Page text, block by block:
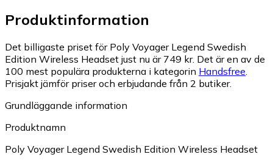
Produktinformation
Det billigaste priset för Poly Voyager Legend Swedish
Edition Wireless Headset just nu är 749 kr. Det är en av de
100 mest populära produkterna i kategorin Handsfree
Prisjakt jämför priser och erbjudande från 2 butiker.
Grundläggande information
Produktnamn
Poly Voyager Legend Swedish Edition Wireless Headset